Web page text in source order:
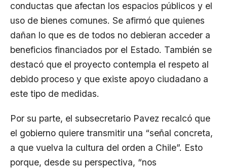
conductas que afectan los espacios públicos y el
uso de bienes comunes. Se afirmó que quienes
dañan lo que es de todos no debieran acceder a
beneficios financiados por el Estado. También se
destacó que el proyecto contempla el respeto al
debido proceso y que existe apoyo ciudadano a
este tipo de medidas.
Por su parte, el subsecretario Pavez recalcó que
el gobierno quiere transmitir una “señal concreta,
a que vuelva la cultura del orden a Chile”. Esto
porque, desde su perspectiva, “nos